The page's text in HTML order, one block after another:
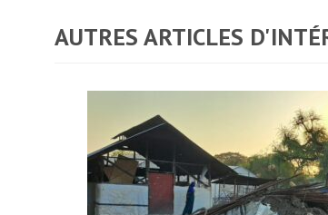
AUTRES ARTICLES